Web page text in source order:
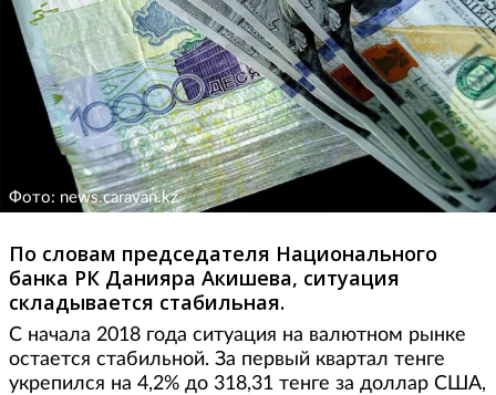
Фото: news.caravan.kz
По словам председателя Национального
банка РК Данияра Акишева, ситуация
складывается стабильная.
С начала 2018 года ситуация на валютном рынке
остается стабильной. За первый квартал тенге
укрепился на 4,2% до 318,31 тенге за доллар США,